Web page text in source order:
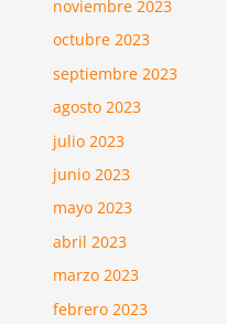
noviembre 2023
octubre 2023
septiembre 2023
agosto 2023
julio 2023
junio 2023
mayo 2023
abril 2023
marzo 2023
febrero 2023